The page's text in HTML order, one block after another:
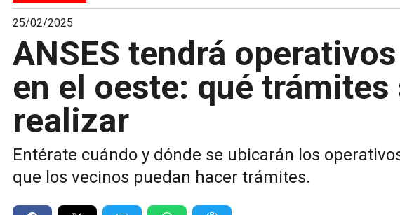
25/02/2025
ANSES tendrá
en el oeste: qué trámites
realizar
Entérate cuándo y dónde se ubicarán los
que los vecinos puedan hacer trámites.